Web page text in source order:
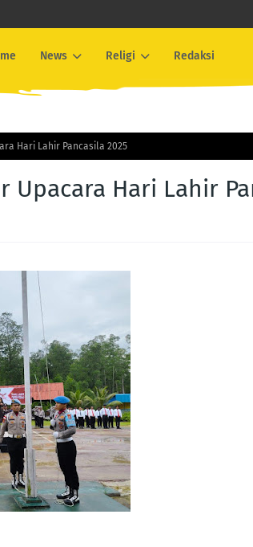
News Religi Redaksi
Hari Lahir Pancasila 2025
Upacara Hari Lahir